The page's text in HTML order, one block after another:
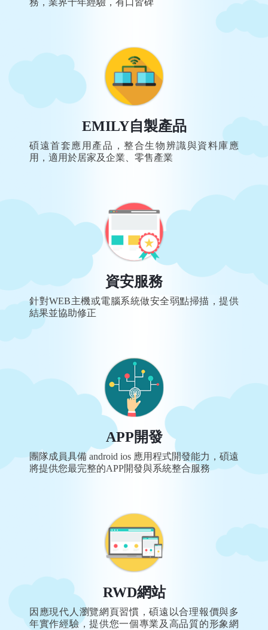
務，業界十年經驗，有口皆碑
EMILY自製產品
碩遠首套應用產品，整合生物辨識與資料庫應
用，適用於居家及企業、零售產業
資安服務
針對WEB主機或電腦系統做安全弱點掃描，提供
結果並協助修正
APP開發
團隊成員具備 android ios 應用程式開發能力，碩遠
將提供您最完整的APP開發與系統整合服務
RWD網站
因應現代人瀏覽網頁習慣，碩遠以合理報價與多
年實作經驗，提供您一個專業及高品質的形象網